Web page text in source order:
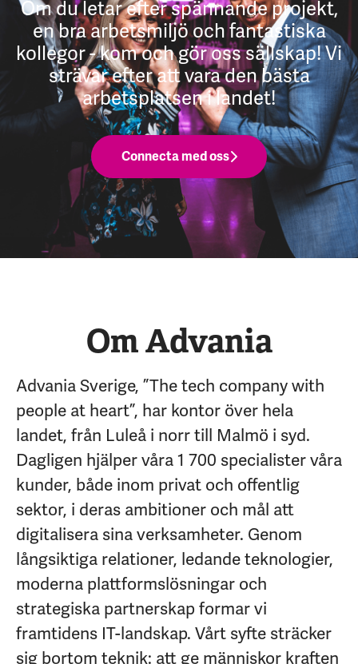
Om du letar efter spännande projekt,
en bra arbetsmiljö och fantastiska
kollegor - kom och gör oss sällskap! Vi
strävar efter att vara den bästa
arbetsplatsen i landet!
Connecta med oss
Om Advania
Advania Sverige, ”The tech company with
people at heart”, har kontor över hela
landet, från Luleå i norr till Malmö i syd.
Dagligen hjälper våra 1 700 specialister våra
kunder, både inom privat och offentlig
sektor, i deras ambitioner och mål att
digitalisera sina verksamheter. Genom
långsiktiga relationer, ledande teknologier,
moderna plattformslösningar och
strategiska partnerskap formar vi
framtidens IT-landskap. Vårt syfte sträcker
sig bortom teknik: att ge människor kraften